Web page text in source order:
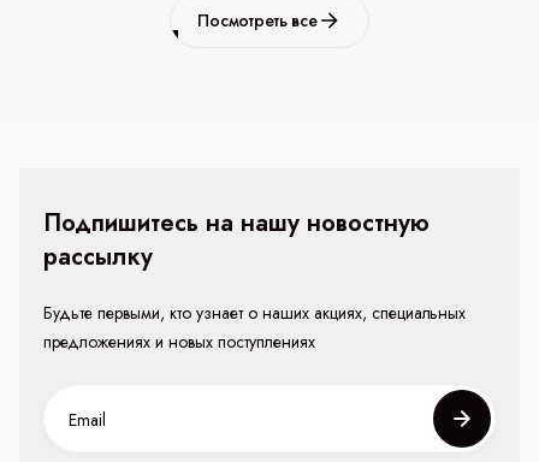
Посмотреть все
Подпишитесь на нашу новостную
рассылку
Будьте первыми, кто узнает о наших акциях, специальных
предложениях и новых поступлениях